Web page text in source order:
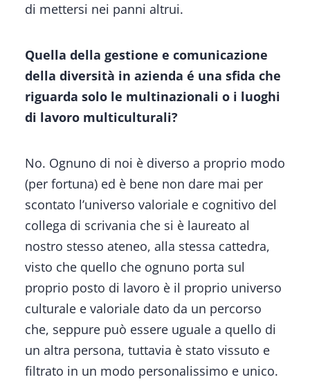
di mettersi nei panni altrui.
Quella della gestione e comunicazione
della diversità in azienda é una sfida che
riguarda solo le multinazionali o i luoghi
di lavoro multiculturali?
No. Ognuno di noi è diverso a proprio modo
(per fortuna) ed è bene non dare mai per
scontato l’universo valoriale e cognitivo del
collega di scrivania che si è laureato al
nostro stesso ateneo, alla stessa cattedra,
visto che quello che ognuno porta sul
proprio posto di lavoro è il proprio universo
culturale e valoriale dato da un percorso
che, seppure può essere uguale a quello di
un altra persona, tuttavia è stato vissuto e
filtrato in un modo personalissimo e unico.